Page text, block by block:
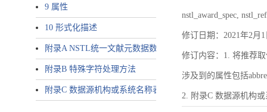
9 属性
10 形式化描述
附录A NSTL统一文献元数据数据唯一标识符规则
附录B 特殊字符处理方法
附录C 数据源机构或系统名称表
nstl_award_spec,
修订日期：2021年2月1
修订内容：1. 将推荐
涉及到的属性包括
2. 附录C 数据源机构或